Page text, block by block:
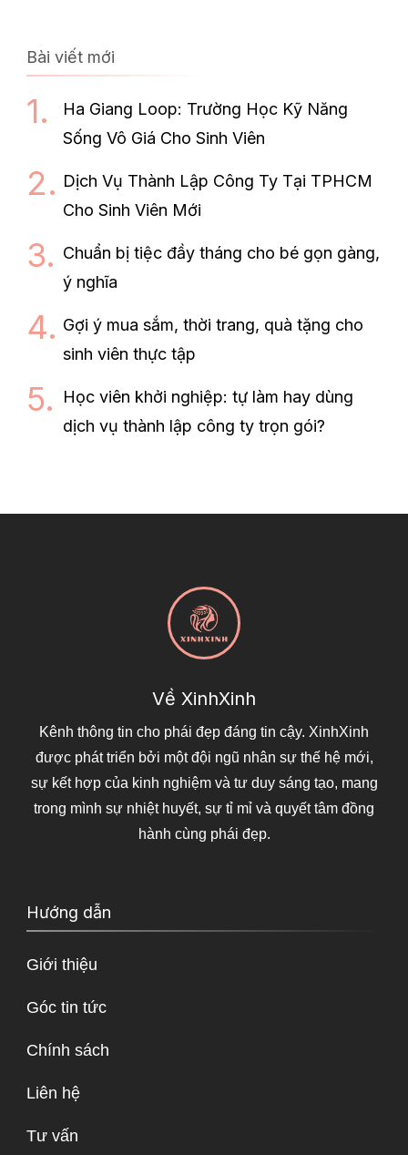
Bài viết mới
Ha Giang Loop: Trường Học Kỹ Năng
Sống Vô Giá Cho Sinh Viên
Dịch Vụ Thành Lập Công Ty Tại TPHCM
Cho Sinh Viên Mới
Chuẩn bị tiệc đầy tháng cho bé gọn gàng,
ý nghĩa
Gợi ý mua sắm, thời trang, quà tặng cho
sinh viên thực tập
Học viên khởi nghiệp: tự làm hay dùng
dịch vụ thành lập công ty trọn gói?
Về XinhXinh
Kênh thông tin cho phái đẹp đáng tin cậy. XinhXinh
được phát triển bởi một đội ngũ nhân sự thế hệ mới,
sự kết hợp của kinh nghiệm và tư duy sáng tạo, mang
trong mình sự nhiệt huyết, sự tỉ mỉ và quyết tâm đồng
hành cùng phái đẹp.
Hướng dẫn
Giới thiệu
Góc tin tức
Chính sách
Liên hệ
Tư vấn